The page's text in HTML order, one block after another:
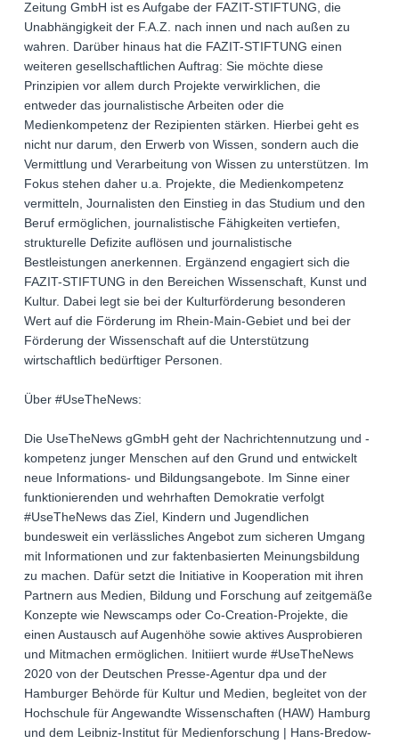
Zeitung GmbH ist es Aufgabe der FAZIT-STIFTUNG, die
Unabhängigkeit der F.A.Z. nach innen und nach außen zu
wahren. Darüber hinaus hat die FAZIT-STIFTUNG einen
weiteren gesellschaftlichen Auftrag: Sie möchte diese
Prinzipien vor allem durch Projekte verwirklichen, die
entweder das journalistische Arbeiten oder die
Medienkompetenz der Rezipienten stärken. Hierbei geht es
nicht nur darum, den Erwerb von Wissen, sondern auch die
Vermittlung und Verarbeitung von Wissen zu unterstützen. Im
Fokus stehen daher u.a. Projekte, die Medienkompetenz
vermitteln, Journalisten den Einstieg in das Studium und den
Beruf ermöglichen, journalistische Fähigkeiten vertiefen,
strukturelle Defizite auflösen und journalistische
Bestleistungen anerkennen. Ergänzend engagiert sich die
FAZIT-STIFTUNG in den Bereichen Wissenschaft, Kunst und
Kultur. Dabei legt sie bei der Kulturförderung besonderen
Wert auf die Förderung im Rhein-Main-Gebiet und bei der
Förderung der Wissenschaft auf die Unterstützung
wirtschaftlich bedürftiger Personen.
Über #UseTheNews:
Die UseTheNews gGmbH geht der Nachrichtennutzung und -
kompetenz junger Menschen auf den Grund und entwickelt
neue Informations- und Bildungsangebote. Im Sinne einer
funktionierenden und wehrhaften Demokratie verfolgt
#UseTheNews das Ziel, Kindern und Jugendlichen
bundesweit ein verlässliches Angebot zum sicheren Umgang
mit Informationen und zur faktenbasierten Meinungsbildung
zu machen. Dafür setzt die Initiative in Kooperation mit ihren
Partnern aus Medien, Bildung und Forschung auf zeitgemäße
Konzepte wie Newscamps oder Co-Creation-Projekte, die
einen Austausch auf Augenhöhe sowie aktives Ausprobieren
und Mitmachen ermöglichen. Initiiert wurde #UseTheNews
2020 von der Deutschen Presse-Agentur dpa und der
Hamburger Behörde für Kultur und Medien, begleitet von der
Hochschule für Angewandte Wissenschaften (HAW) Hamburg
und dem Leibniz-Institut für Medienforschung | Hans-Bredow-